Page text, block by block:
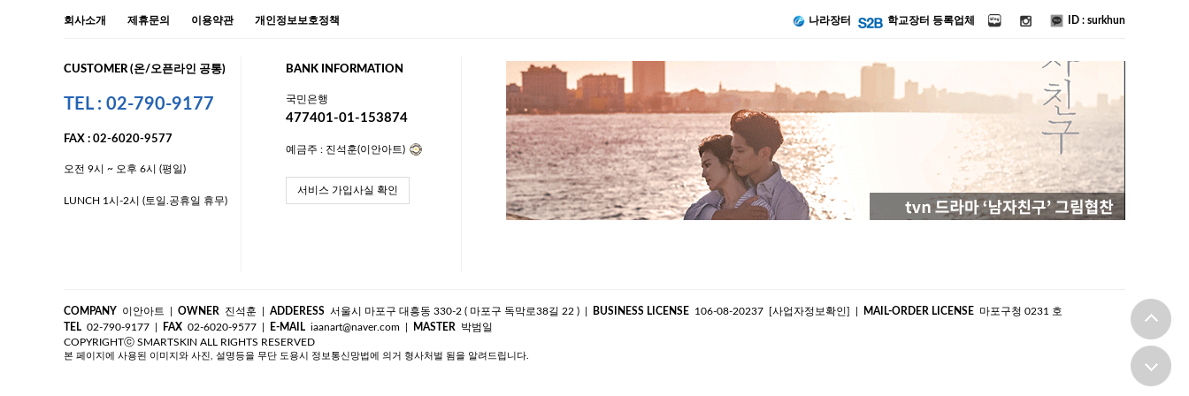
회사소개 제휴문의 이용약관 개인정보보호정책 나라장터 학교장터 등록업체 ID : surkhun
CUSTOMER (온/오픈라인 공통)
TEL : 02-790-9177
FAX : 02-6020-9577
오전 9시 ~ 오후 6시 (평일)
LUNCH 1시-2시 (토일.공휴일 휴무)
BANK INFORMATION
국민은행
477401-01-153874
예금주 : 진석훈(이안아트)
서비스 가입사실 확인
COMPANY 이안아트 OWNER 진석훈 ADDERESS 서울시 마포구 대흥동 330-2 ( 마포구 독막로38길 22 ) BUSINESS LICENSE 106-08-20237 [사업자정보확인] MAIL-ORDER LICENSE 마포구청 0231 호
TEL 02-790-9177 FAX 02-6020-9577 E-MAIL iaanart@naver.com MASTER 박범일
COPYRIGHTⓒ SMARTSKIN ALL RIGHTS RESERVED
본 페이지에 사용된 이미지와 사진, 설명등을 무단 도용시 정보통신망법에 의거 형사처벌 됨을 알려드립니다.